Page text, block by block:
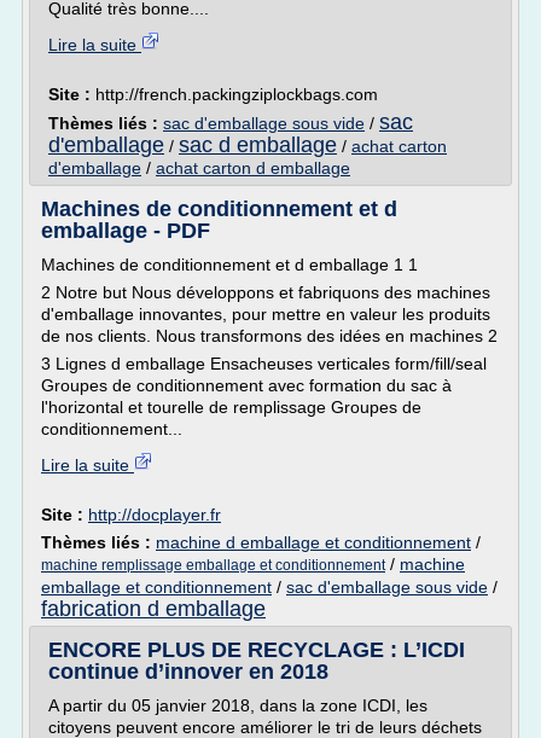
Qualité très bonne....
Lire la suite
Site : http://french.packingziplockbags.com
Thèmes liés : sac d'emballage sous vide / sac
d'emballage / sac d emballage / achat carton
d'emballage / achat carton d emballage
Machines de conditionnement et d
emballage - PDF
Machines de conditionnement et d emballage 1 1
2 Notre but Nous développons et fabriquons des machines
d'emballage innovantes, pour mettre en valeur les produits
de nos clients. Nous transformons des idées en machines 2
3 Lignes d emballage Ensacheuses verticales form/fill/seal
Groupes de conditionnement avec formation du sac à
l'horizontal et tourelle de remplissage Groupes de
conditionnement...
Lire la suite
Site : http://docplayer.fr
Thèmes liés : machine d emballage et conditionnement /
machine remplissage emballage et conditionnement/ machine
emballage et conditionnement / sac d'emballage sous vide /
fabrication d emballage
ENCORE PLUS DE RECYCLAGE : L’ICDI
continue d’innover en 2018
A partir du 05 janvier 2018, dans la zone ICDI, les
citoyens peuvent encore améliorer le tri de leurs déchets